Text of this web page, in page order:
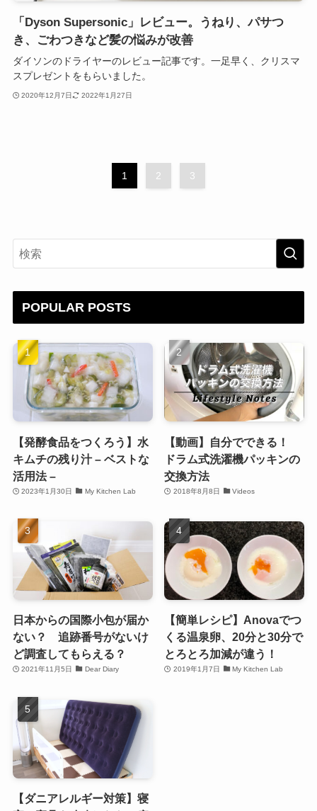
「Dyson Supersonic」レビュー。うねり、パサつ
き、ごわつきなど髪の悩みが改善
ダイソンのドライヤーのレビュー記事です。一足早く、クリスマ
スプレゼントをもらいました。
2020年12月7日 2022年1月27日
1 2 3
POPULAR POSTS
【発酵食品をつくろう】水
キムチの残り汁 – ベストな
活用法 –
2023年1月30日 My Kitchen Lab
【動画】自分でできる！
ドラム式洗濯機パッキンの
交換方法
2018年8月8日 Videos
日本からの国際小包が届か
ない？ 追跡番号がないけ
ど調査してもらえる？
2021年11月5日 Dear Diary
【簡単レシピ】Anovaでつ
くる温泉卵、20分と30分で
とろとろ加減が違う！
2019年1月7日 My Kitchen Lab
【ダニアレルギー対策】寝